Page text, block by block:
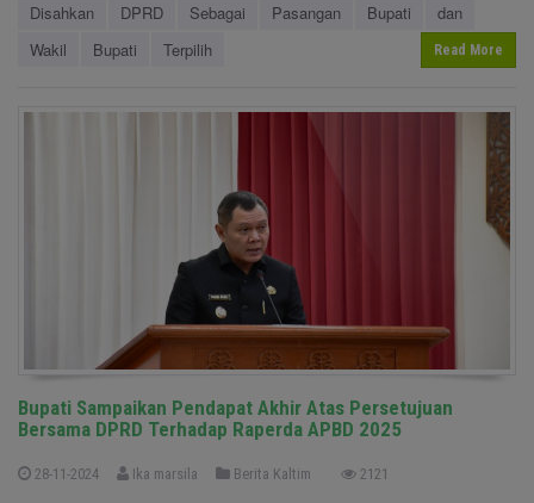
Disahkan
DPRD Sebagai Pasangan Bupati
dan
Wakil
Bupati Terpilih Read More
Bupati Sampaikan Pendapat Akhir Atas Persetujuan
Bersama DPRD Terhadap Raperda APBD 2025
28-11-2024 Ika marsila Berita Kaltim 2121